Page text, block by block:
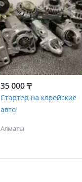
35 000 ₸
Стартер на корейские
авто
Алматы